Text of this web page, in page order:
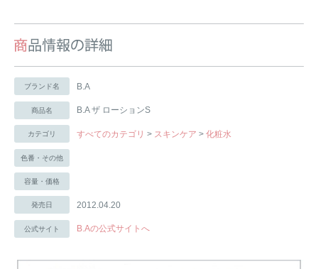
ブランド名 B.A
商品名 B.A ザ ローションS
カテゴリ すべてのカテゴリ > スキンケア > 化粧水
色番・その他
容量・価格
発売日 2012.04.20
公式サイト B.Aの公式サイトへ